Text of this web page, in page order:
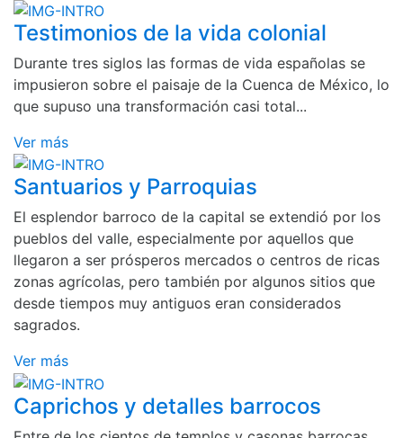
Testimonios de la vida colonial
Durante tres siglos las formas de vida españolas se
impusieron sobre el paisaje de la Cuenca de México, lo
que supuso una transformación casi total...
Ver más
Santuarios y Parroquias
El esplendor barroco de la capital se extendió por los
pueblos del valle, especialmente por aquellos que
llegaron a ser prósperos mercados o centros de ricas
zonas agrícolas, pero también por algunos sitios que
desde tiempos muy antiguos eran considerados
sagrados.
Ver más
Caprichos y detalles barrocos